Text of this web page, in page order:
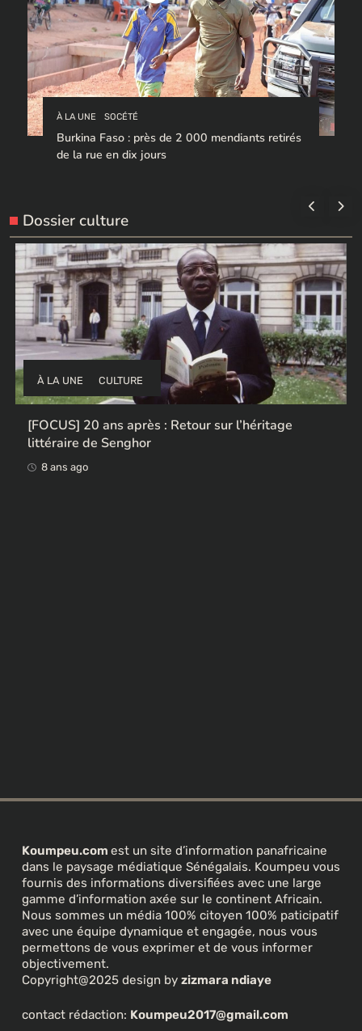
À LA UNE SOCÉTÉ
Burkina Faso : près de 2 000 mendiants retirés
de la rue en dix jours
Dossier culture
À LA UNE CULTURE
[FOCUS] 20 ans après : Retour sur l’héritage
littéraire de Senghor
8 ans ago
Koumpeu.com est un site d’information panafricaine
dans le paysage médiatique Sénégalais. Koumpeu vous
fournis des informations diversifiées avec une large
gamme d’information axée sur le continent Africain.
Nous sommes un média 100% citoyen 100% paticipatif
avec une équipe dynamique et engagée, nous vous
permettons de vous exprimer et de vous informer
objectivement.
Copyright@2025 design by zizmara ndiaye
contact rédaction: Koumpeu2017@gmail.com